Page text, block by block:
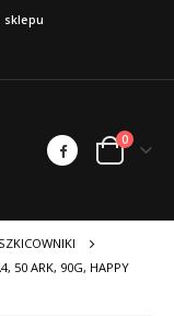
sklepu
0
SZKICOWNIKI
50 ARK, 90G, HAPPY